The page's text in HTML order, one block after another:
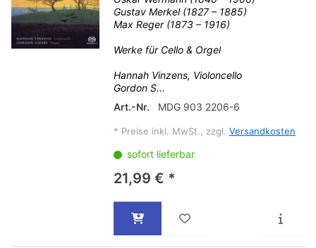
Gustav Merkel (1827 – 1885)
Max Reger (1873 – 1916)
Werke für Cello & Orgel
Hannah Vinzens, Violoncello
Gordon S...
Art.-Nr.
MDG 903 2206-6
* Preise inkl. MwSt., zzgl. Versandkosten
sofort lieferbar
21,99 € *